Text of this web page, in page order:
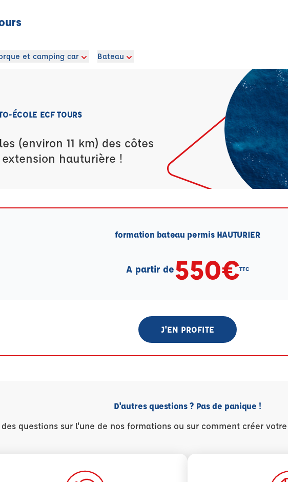
et camping car Bateau
ÉCOLE ECF TOURS
(environ 11 km) des côtes
hauturière !
formation bateau permis HAUTURIER
A partir de550€TTC
J'EN PROFITE
D'autres questions ? Pas de panique !
des questions sur l'une de nos formations ou sur comment créer